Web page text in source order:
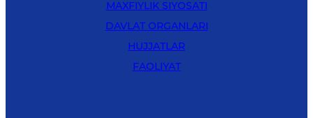
MAXFIYLIK SIYOSATI
DAVLAT ORGANLARI
HUJJATLAR
FAOLIYAT